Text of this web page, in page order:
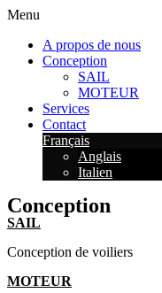
Menu
A propos de nous
Conception
SAIL
MOTEUR
Services
Contact
Français
Anglais
Italien
Conception
SAIL
Conception de voiliers
MOTEUR